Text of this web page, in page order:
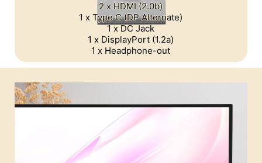
2 x HDMI (2.0b)
1 x Type C (DP Alternate)
1 x DC Jack
1 x DisplayPort (1.2a)
1 x Headphone-out